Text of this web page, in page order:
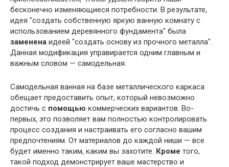
бесконечно изменяющиеся потребности. В результате,
идея "создать собственную яркую ванную комнату с
использованием деревянного фундамента" была
заменена идеей "создать основу из прочного металла".
Данная модификация управирается одним главным и
важным словом — самодельная.
Самодельная ванная на базе металлического каркаса
обещает предоставить опыт, который невозможно
достичь с помощью коммерческих вариантов. Во-
первых, это позволяет вам полностью контролировать
процесс создания и настраивать его согласно вашим
предпочтениям. От материалов до каждой ниши — все
будет именно таким, каким вы захотите. Кроме того,
такой подход демонстрирует ваше мастерство и